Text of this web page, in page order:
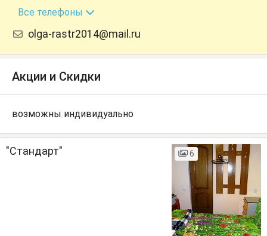
+7 (918) 302-26-58
Все телефоны
olga-rastr2014@mail.ru
Акции и Скидки
возможны индивидуально
"Стандарт" 6